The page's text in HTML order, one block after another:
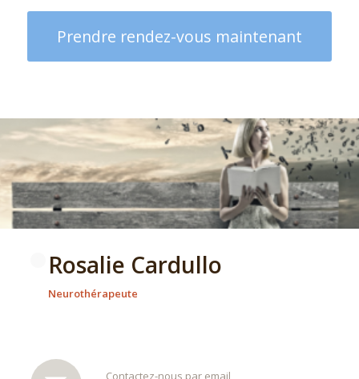
Prendre rendez-vous maintenant
Rosalie Cardullo
Neurothérapeute
Contactez-nous par email